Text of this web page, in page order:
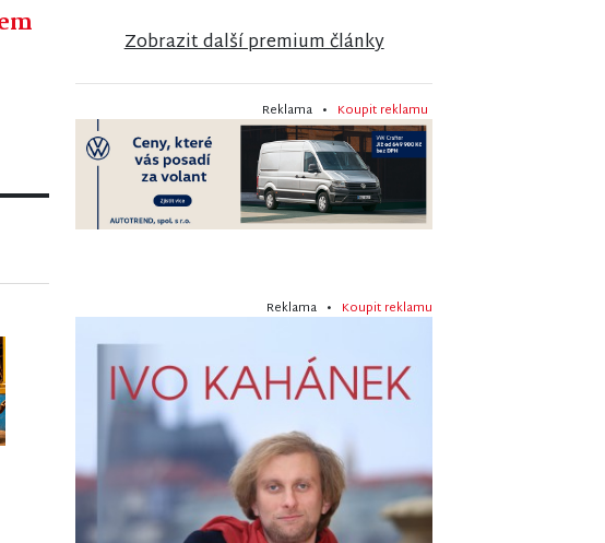
PRAPORČÍK AMBROŽ
Zobrazit další premium články
Reklama • Koupit reklamu
Reklama • Koupit reklamu